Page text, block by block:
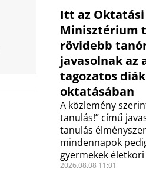
Itt az Oktatási
Minisztérium
rövidebb
javasolnak az
tagozatos
oktatásában
A közlemény
tanulás!” című
tanulás
mindennapok
gyermekek
2026.08.08 11:01